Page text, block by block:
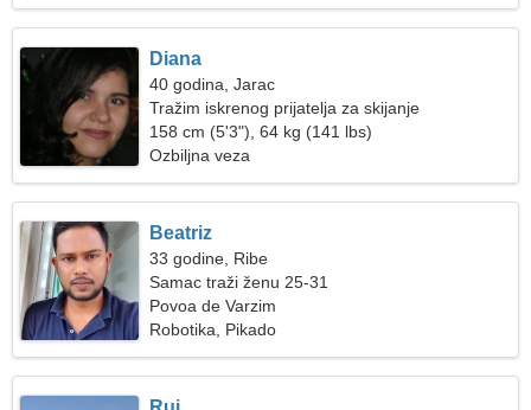
Diana
40 godina, Jarac
Tražim iskrenog prijatelja za skijanje
158 cm (5'3"), 64 kg (141 lbs)
Ozbiljna veza
Beatriz
33 godine, Ribe
Samac traži ženu 25-31
Povoa de Varzim
Robotika, Pikado